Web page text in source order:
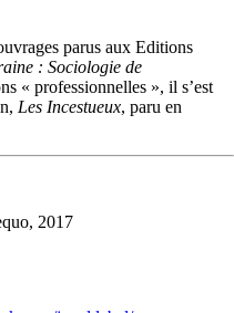
parus aux Editions
: Sociologie de
« professionnelles », il s’est
Les Incestueux, paru en
2017